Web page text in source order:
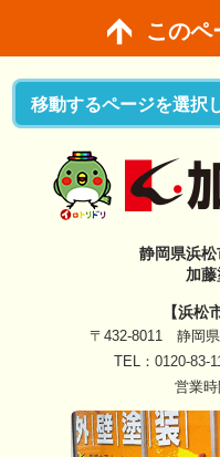
このペ
静岡県浜
加
【浜松
〒432-8011 静岡県
TEL： 0120-83-
営業